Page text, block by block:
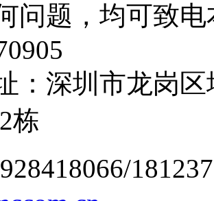
问题，均可致
：深圳市龙岗
栋